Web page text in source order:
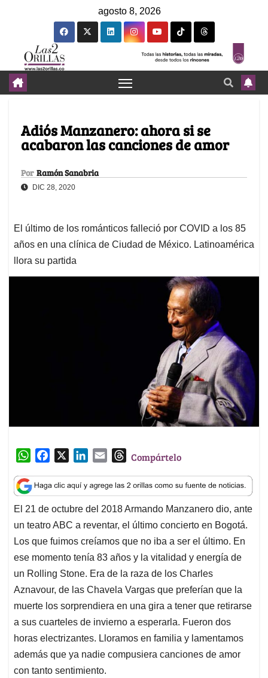
agosto 8, 2026
Adiós Manzanero: ahora si se
acabaron las canciones de amor
Por Ramón Sanabria
DIC 28, 2020
El último de los románticos falleció por COVID a los 85
años en una clínica de Ciudad de México. Latinoamérica
llora su partida
W
a
t
s
A
p
p
c
e
b
o
o
k
n
k
e
d
I
n
a
i
l
T
r
e
a
d
s
Compártelo
El 21 de octubre del 2018 Armando Manzanero dio, ante
un teatro ABC a reventar, el último concierto en Bogotá.
Los que fuimos creíamos que no iba a ser el último. En
ese momento tenía 83 años y la vitalidad y energía de
un Rolling Stone. Era de la raza de los Charles
Aznavour, de las Chavela Vargas que preferían que la
muerte los sorprendiera en una gira a tener que retirarse
a sus cuarteles de invierno a esperarla. Fueron dos
horas electrizantes. Lloramos en familia y lamentamos
además que ya nadie compusiera canciones de amor
con tanto sentimiento.